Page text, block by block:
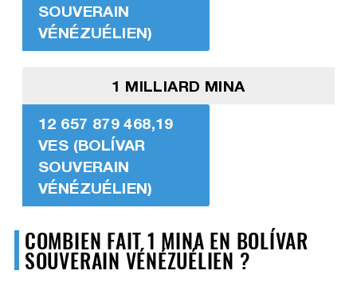
SOUVERAIN
VÉNÉZUÉLIEN)
1 MILLIARD MINA
12 657 879 468,19
VES (BOLÍVAR
SOUVERAIN
VÉNÉZUÉLIEN)
COMBIEN FAIT 1 MINA EN BOLÍVAR
SOUVERAIN VÉNÉZUÉLIEN ?